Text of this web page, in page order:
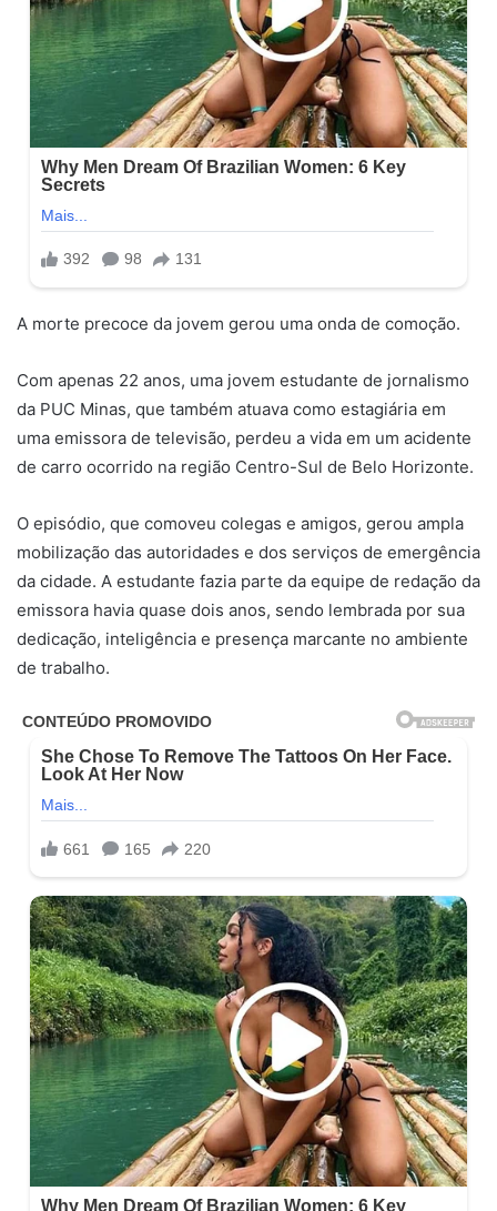
A morte precoce da jovem gerou uma onda de comoção.
Com apenas 22 anos, uma jovem estudante de jornalismo
da PUC Minas, que também atuava como estagiária em
uma emissora de televisão, perdeu a vida em um acidente
de carro ocorrido na região Centro-Sul de Belo Horizonte.
O episódio, que comoveu colegas e amigos, gerou ampla
mobilização das autoridades e dos serviços de emergência
da cidade. A estudante fazia parte da equipe de redação da
emissora havia quase dois anos, sendo lembrada por sua
dedicação, inteligência e presença marcante no ambiente
de trabalho.